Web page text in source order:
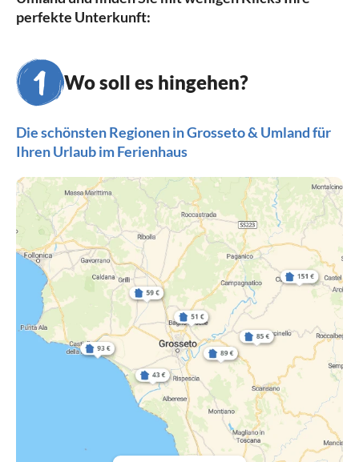
perfekte Unterkunft:
Wo soll es hingehen?
Die schönsten Regionen in Grosseto & Umland für
Ihren Urlaub im Ferienhaus